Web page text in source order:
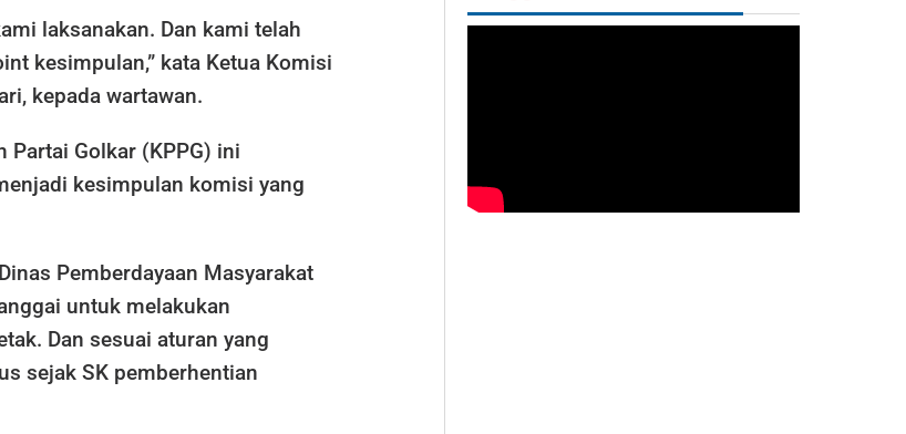
laksanakan. Dan kami telah
kesimpulan,” kata Ketua Komisi
kepada wartawan.
Partai Golkar (KPPG) ini
kesimpulan komisi yang
Pemberdayaan Masyarakat
untuk melakukan
Dan sesuai aturan yang
sejak SK pemberhentian